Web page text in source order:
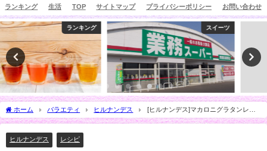
ランキング 生活 TOP サイトマップ プライバシーポリシー お問い合わせ
スイーツ
ホーム バラエティ ヒルナンデス
[ヒルナンデス]マカロニグラタンレシ
ピ！引き算で15分で完成
ヒルナンデス レシピ